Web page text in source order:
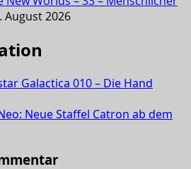
August 2026
Galactica 010 – Die Hand
Neue Staffel Catron ab dem